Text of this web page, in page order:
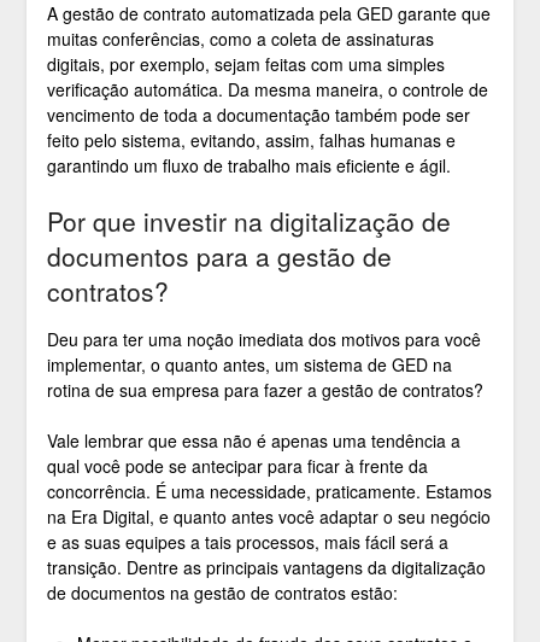
A gestão de contrato automatizada pela GED garante que
muitas conferências, como a coleta de assinaturas
digitais, por exemplo, sejam feitas com uma simples
verificação automática. Da mesma maneira, o controle de
vencimento de toda a documentação também pode ser
feito pelo sistema, evitando, assim, falhas humanas e
garantindo um fluxo de trabalho mais eficiente e ágil.
Por que investir na digitalização de
documentos para a gestão de
contratos?
Deu para ter uma noção imediata dos motivos para você
implementar, o quanto antes, um sistema de GED na
rotina de sua empresa para fazer a gestão de contratos?
Vale lembrar que essa não é apenas uma tendência a
qual você pode se antecipar para ficar à frente da
concorrência. É uma necessidade, praticamente. Estamos
na Era Digital, e quanto antes você adaptar o seu negócio
e as suas equipes a tais processos, mais fácil será a
transição. Dentre as principais vantagens da digitalização
de documentos na gestão de contratos estão: